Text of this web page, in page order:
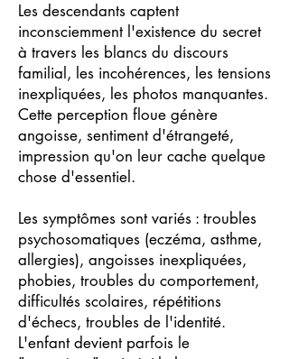
Les descendants captent
inconsciemment l'existence du secret
à travers les blancs du discours
familial, les incohérences, les tensions
inexpliquées, les photos manquantes.
Cette perception floue génère
angoisse, sentiment d'étrangeté,
impression qu'on leur cache quelque
chose d'essentiel.
Les symptômes sont variés : troubles
psychosomatiques (eczéma, asthme,
allergies), angoisses inexpliquées,
phobies, troubles du comportement,
difficultés scolaires, répétitions
d'échecs, troubles de l'identité.
L'enfant devient parfois le